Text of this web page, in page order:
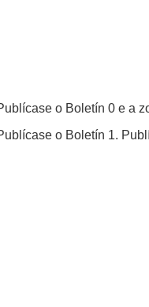
o Boletín 0 e a
o Boletín 1.